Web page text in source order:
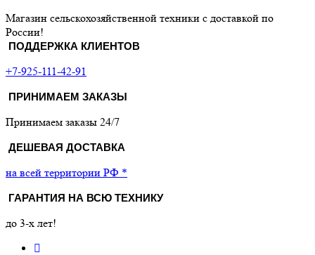
Магазин сельскохозяйственной техники с доставкой по
России!
ПОДДЕРЖКА КЛИЕНТОВ
+7-925-111-42-91
ПРИНИМАЕМ ЗАКАЗЫ
Принимаем заказы 24/7
ДЕШЕВАЯ ДОСТАВКА
на всей территории РФ *
ГАРАНТИЯ НА ВСЮ ТЕХНИКУ
до 3-х лет!